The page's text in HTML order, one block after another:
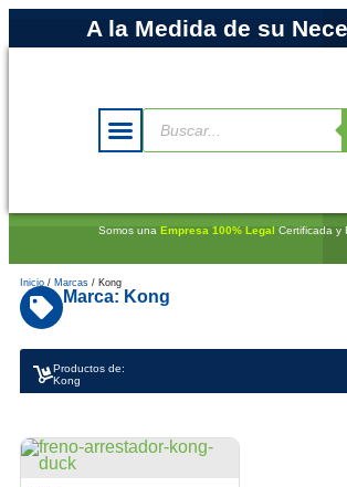
A la Medida de su
Somos una Empresa 100% Legal Certificada y
Inicio / Marcas / Kong
Marca: Kong
Productos de:
Kong